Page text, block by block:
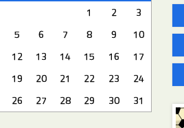
1 2
3
5 6 7 8 9
10
12 13 14 15 16
17
19 20 21 22 23
24
26 27 28 29 30 31